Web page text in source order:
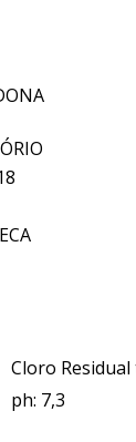
Cloro
ph: 7,3